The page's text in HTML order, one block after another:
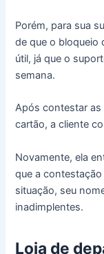
Porém, para sua
de que o bloqueio
útil, já que o
semana.
Após contestar as
cartão, a cliente
Novamente, ela
que a
situação, seu
inadimplentes.
Loja de